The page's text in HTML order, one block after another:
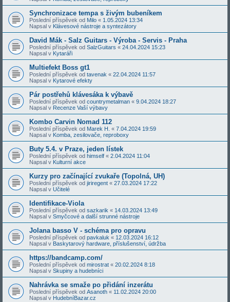
Synchronizace tempa s živým bubeníkem
Poslední příspěvek od Milo « 1.05.2024 13:34
Napsal v Klávesové nástroje a syntezátory
David Mák - Salz Guitars - Výroba - Servis - Praha
Poslední příspěvek od SalzGuitars « 24.04.2024 15:23
Napsal v Kytaráři
Multiefekt Boss gt1
Poslední příspěvek od tavenak « 22.04.2024 11:57
Napsal v Kytarové efekty
Pár postřehů klávesáka k výbavě
Poslední příspěvek od countrymetalman « 9.04.2024 18:27
Napsal v Recenze Vaší výbavy
Kombo Carvin Nomad 112
Poslední příspěvek od Marek H. « 7.04.2024 19:59
Napsal v Komba, zesilovače, reproboxy
Buty 5.4. v Praze, jeden lístek
Poslední příspěvek od himself « 2.04.2024 11:04
Napsal v Kulturní akce
Kurzy pro začínající zvukaře (Topolná, UH)
Poslední příspěvek od jiriregent « 27.03.2024 17:22
Napsal v Učitelé
Identifikace-Viola
Poslední příspěvek od sazkarik « 14.03.2024 13:49
Napsal v Smyčcové a další strunné nástroje
Jolana basso V - schéma pro opravu
Poslední příspěvek od pavkaluk « 12.03.2024 16:12
Napsal v Baskytarový hardware, příslušenství, údržba
https://bandcamp.com/
Poslední příspěvek od mirostrat « 20.02.2024 8:18
Napsal v Skupiny a hudebníci
Nahrávka se smaže po přidání inzerátu
Poslední příspěvek od Asanoth « 11.02.2024 20:00
Napsal v HudebníBazar.cz